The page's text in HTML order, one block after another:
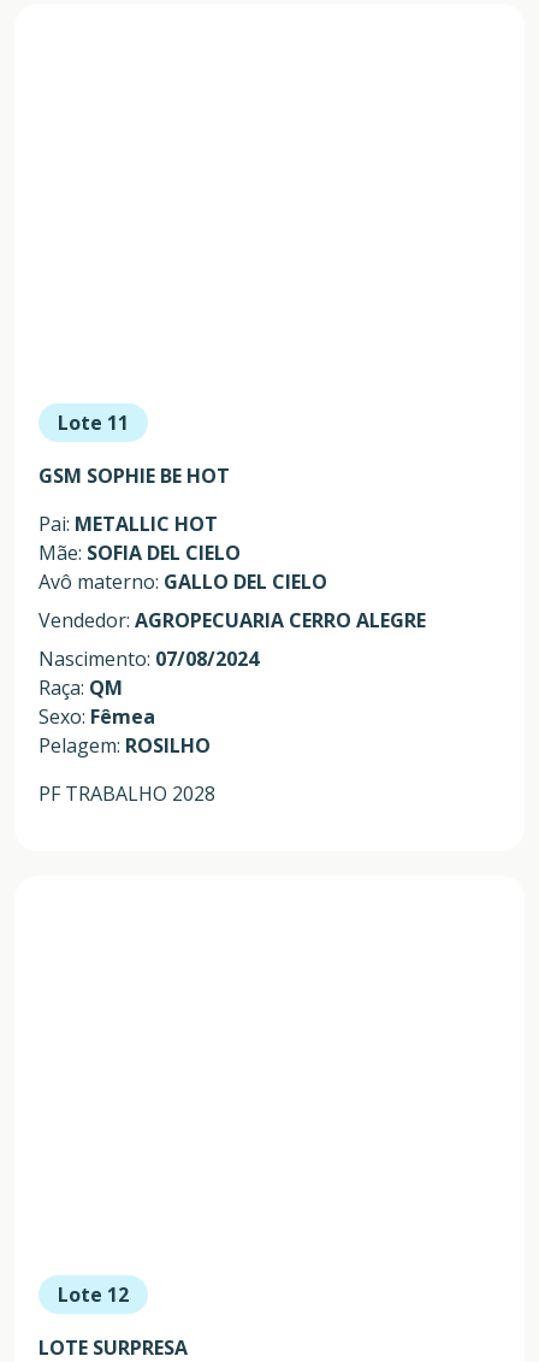
Lote 11
GSM SOPHIE BE HOT
Pai: METALLIC HOT
Mãe: SOFIA DEL CIELO
Avô materno: GALLO DEL CIELO
Vendedor: AGROPECUARIA CERRO ALEGRE
Nascimento: 07/08/2024
Raça: QM
Sexo: Fêmea
Pelagem: ROSILHO
PF TRABALHO 2028
Lote 12
LOTE SURPRESA